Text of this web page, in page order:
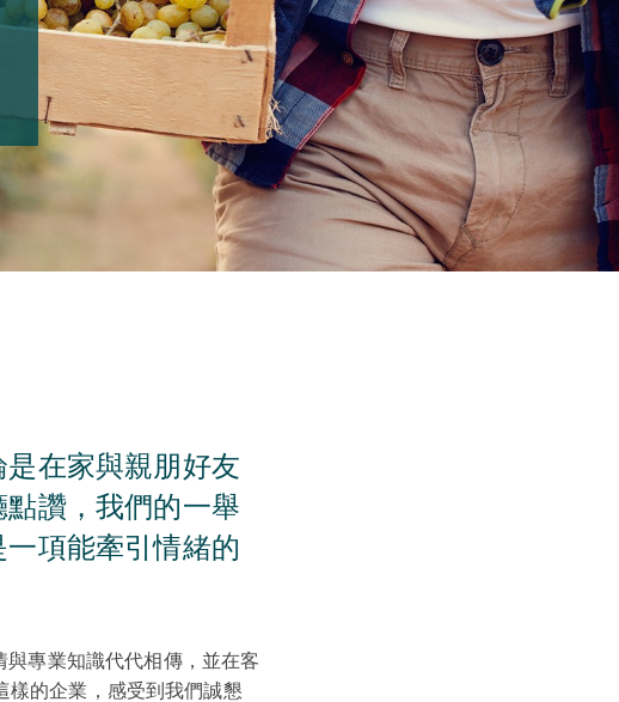
在家與親朋好友
讚，我們的一舉
項能牽引情緒的
專業知識代代相傳，並在客
樣的企業，感受到我們誠懇